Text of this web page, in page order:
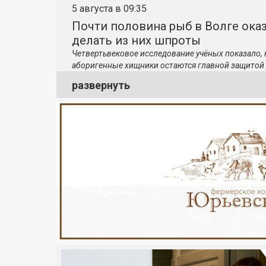
5 августа в 09:35
Почти половина рыб в Волге
делать из них шпроты
Четвертьвековое исследование учёных
аборигенные хищники остаются главной
развернуть